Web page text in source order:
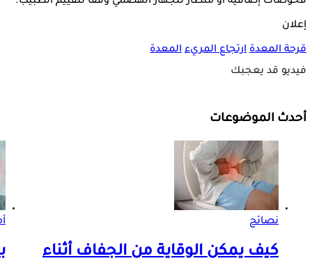
إعلان
قرحة المعدة ارتجاع المريء المعدة
فيديو قد يعجبك
أحدث الموضوعات
نصائح
كيف يمكن الوقاية من الجفاف أثناء